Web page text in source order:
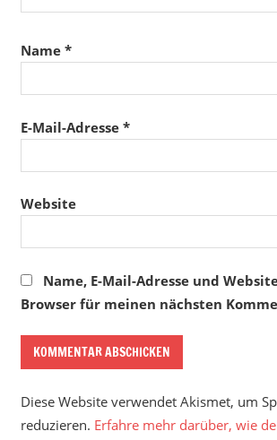
Name *
E-Mail-Adresse *
Website
Name, E-Mail-Adresse und
Browser für meinen nächsten
Diese Website verwendet Akismet, um
reduzieren. Erfahre mehr darüber, wie